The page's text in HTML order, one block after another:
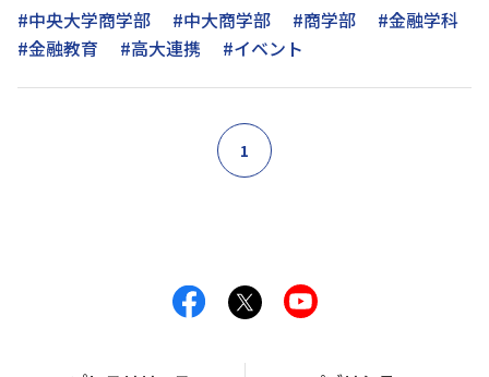
#中央大学商学部
#中大商学部 #商学部
#金融学科
#金融教育
#高大連携 #イベント
1